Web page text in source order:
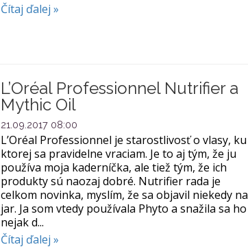
Čítaj ďalej »
L’Oréal Professionnel Nutrifier a
Mythic Oil
21.09.2017 08:00
L’Oréal Professionnel je starostlivosť o vlasy, ku
ktorej sa pravidelne vraciam. Je to aj tým, že ju
používa moja kaderníčka, ale tiež tým, že ich
produkty sú naozaj dobré. Nutrifier rada je
celkom novinka, myslím, že sa objavil niekedy na
jar. Ja som vtedy používala Phyto a snažila sa ho
nejak d...
Čítaj ďalej »